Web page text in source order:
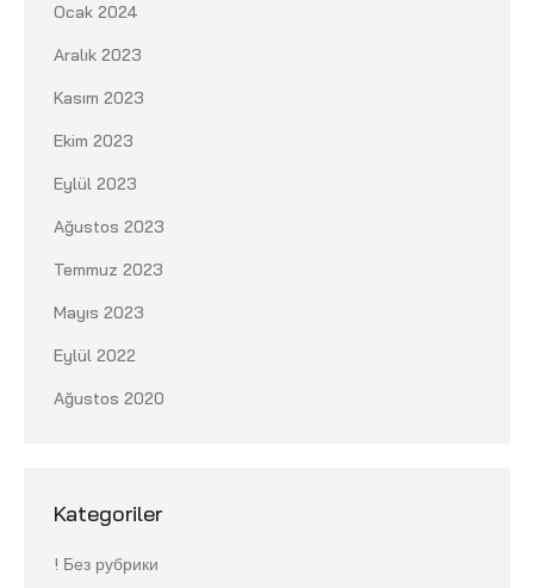
Ocak 2024
Aralık 2023
Kasım 2023
Ekim 2023
Eylül 2023
Ağustos 2023
Temmuz 2023
Mayıs 2023
Eylül 2022
Ağustos 2020
Kategoriler
! Без рубрики